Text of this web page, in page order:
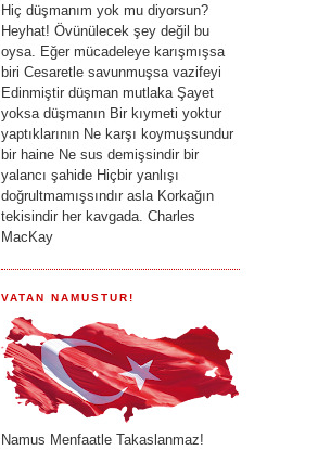
Hiç düşmanım yok mu diyorsun?
Heyhat! Övünülecek şey değil bu
oysa. Eğer mücadeleye karışmışsa
biri Cesaretle savunmuşsa vazifeyi
Edinmiştir düşman mutlaka Şayet
yoksa düşmanın Bir kıymeti yoktur
yaptıklarının Ne karşı koymuşsundur
bir haine Ne sus demişsindir bir
yalancı şahide Hiçbir yanlışı
doğrultmamışsındır asla Korkağın
tekisindir her kavgada. Charles
MacKay
VATAN NAMUSTUR!
Namus Menfaatle Takaslanmaz!